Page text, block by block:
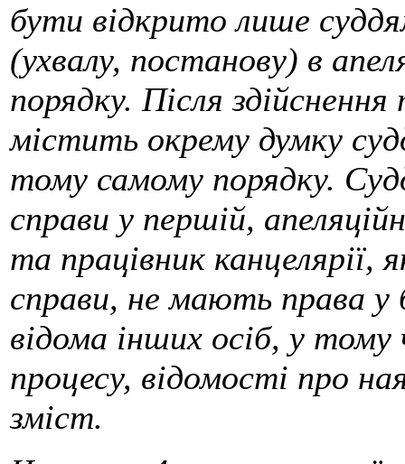
бути відкрито лише
(ухвалу, постанову) в
порядку. Після
містить окрему думку
тому самому порядку.
справи у першій,
та працівник
справи, не мають права у
відома інших осіб, у тому
процесу, відомості про
зміст.